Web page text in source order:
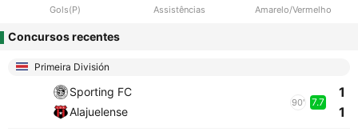
Gols(P) Assistências Amarelo/Vermelho
Concursos recentes
Primeira División
Sporting FC
Alajuelense
90' 7.7
1
1